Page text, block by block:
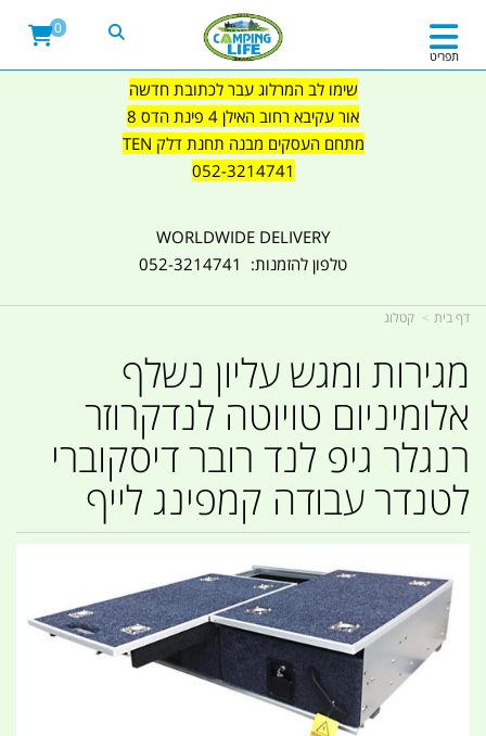
שימו לב המרלוג עבר לכתובת חדשה
אור עקיבא רחוב האילן 4 פינת הדס 8
מתחם העסקים מבנה תחנת דלק TEN
052-3214741
WORLDWIDE DELIVERY
טלפון להזמנות: 052-3214741
תפריט
0
דף בית קטלוג
מגירות ומגש עליון נשלף
אלומיניום טויוטה לנדקרוזר
רנגלר גיפ לנד רובר דיסקוברי
לטנדר עבודה קמפינג לייף